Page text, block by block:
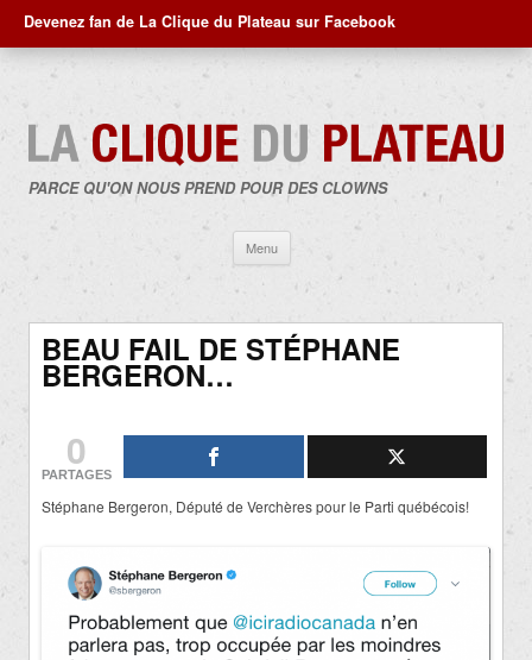
Devenez fan de La Clique du Plateau sur Facebook
PARCE QU'ON NOUS PREND POUR DES CLOWNS
Menu
contenu
BEAU FAIL DE STÉPHANE
BERGERON…
0
PARTAGES
Stéphane Bergeron, Député de Verchères pour le Parti québécois!